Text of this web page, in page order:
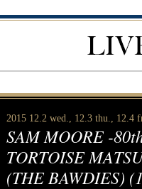
2015 12.2 wed., 12.3 thu., 12.4
SAM MOORE -
TORTOISE
(THE BAWDIES)